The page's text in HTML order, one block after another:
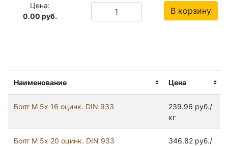
Наименование Цена
Болт М 5х 16 оцинк. DIN 933
239.96 руб./
кг
Болт М 5х 20 оцинк. DIN 933
346.82 руб./
Цена:
0.00 руб.
В корзину